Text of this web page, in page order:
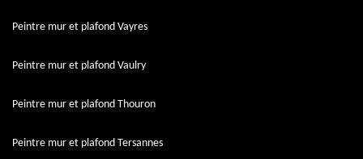
Peintre mur et plafond Vayres
Peintre mur et plafond Vaulry
Peintre mur et plafond Thouron
Peintre mur et plafond Tersannes